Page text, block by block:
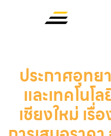
ประกาศอุท
และเทคโนโ
เชียงใหม่ เรื่